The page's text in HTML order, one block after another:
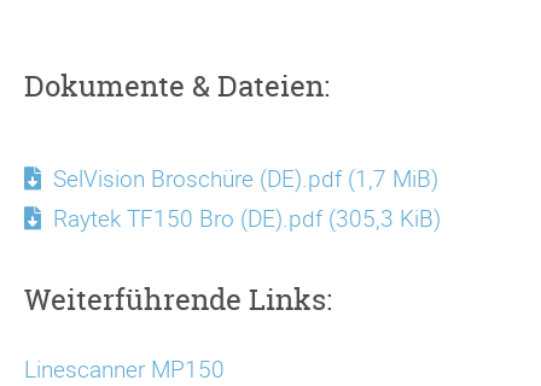
Dokumente & Dateien:
SelVision Broschüre (DE).pdf(1,7 MiB)
Raytek TF150 Bro (DE).pdf(305,3 KiB)
Weiterführende Links:
Linescanner MP150